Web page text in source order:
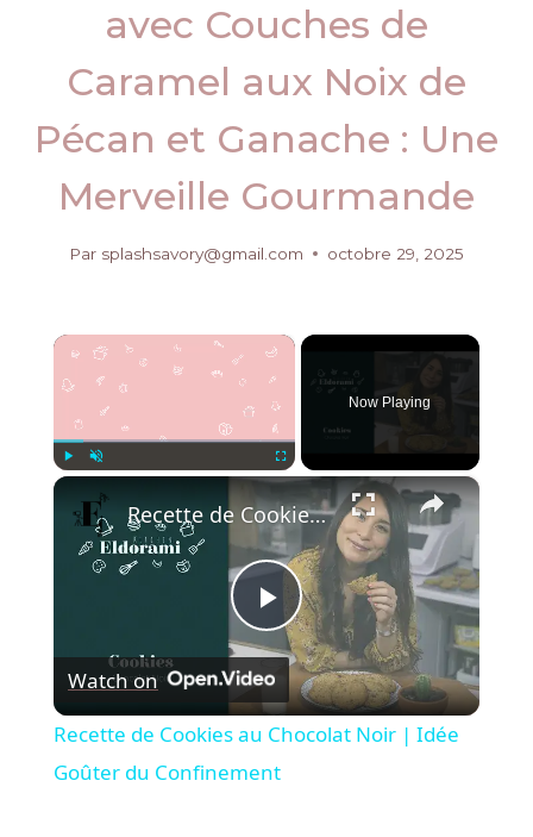
avec Couches de
Caramel aux Noix de
Pécan et Ganache : Une
Merveille Gourmande
Par splashsavory@gmail.com octobre 29, 2025
×
Fullscreen
Now Playing
×
Play
Video
Recette de Cookies au Chocolat Noir | Idée Goûter du Confinement
Watch on
Recette de Cookies au Chocolat Noir | Idée
Goûter du Confinement